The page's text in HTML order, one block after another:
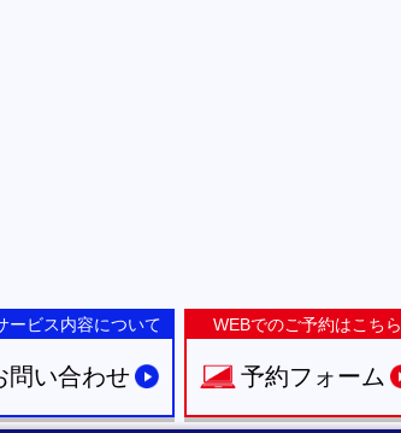
ービス内容について
問い合わせ
WEBでのご予約はこちら
予約フォーム